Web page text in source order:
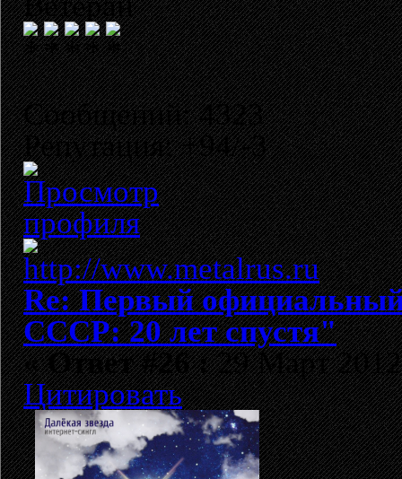
Сообщений: 4323
Репутация: +94/-3
Re: Первый
СССР: 20 лет спустя"
«Ответ #26 :29 Март
Цитировать